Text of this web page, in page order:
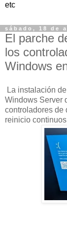
etc
sábado, 18 de
El parche
los
Windows
La instalación
Windows Server
controladores de
reinicio